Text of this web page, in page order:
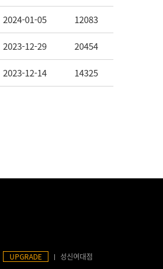
2024-01-05 12083
2023-12-29 20454
2023-12-14 14325
UPGRADE 성신여대점